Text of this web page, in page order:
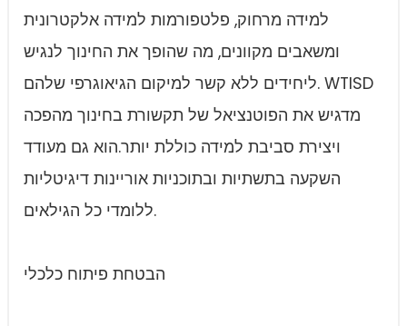
למידה מרחוק, פלטפורמות למידה אלקטרונית
ומשאבים מקוונים, מה שהופך את החינוך לנגיש
ליחידים ללא קשר למיקום הגיאוגרפי שלהם. WTISD
מדגיש את הפוטנציאל של תקשורת בחינוך מהפכה
ויצירת סביבת למידה כוללת יותר.הוא גם מעודד
השקעה בתשתיות ובתוכניות אוריינות דיגיטליות
ללומדי כל הגילאים.
הבטחת פיתוח כלכלי